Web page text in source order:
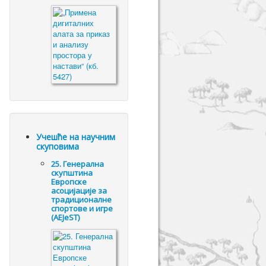
Учешће на научним
скуповима
25. Генералнa
скупштинa
Европске
асоцијације за
традиционалне
спортове и игре
(AEJeST)